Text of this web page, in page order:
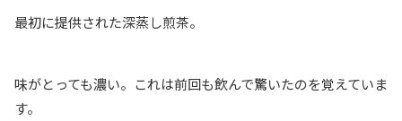
最初に提供された深蒸し煎茶。
味がとっても濃い。これは前回も飲んで驚いたのを覚えていま
す。